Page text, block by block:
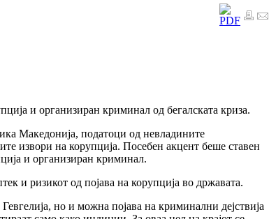
и организиран криминал од бегалската криза.
Македонија, податоци од невладините
извори на корупција. Посебен акцент беше ставен
и организиран криминал.
и ризикот од појава на корупција во државата.
но и можна појава на криминални дејствија